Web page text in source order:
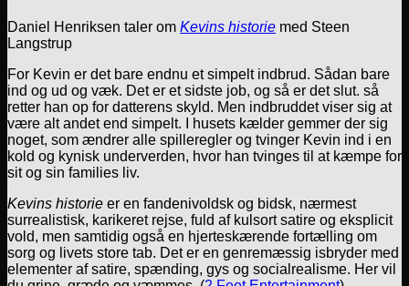
Daniel Henriksen taler om Kevins historie med Steen
Langstrup
For Kevin er det bare endnu et simpelt indbrud. Sådan bare
ind og ud og væk. Det er et sidste job, og så er det slut. så
retter han op for datterens skyld. Men indbruddet viser sig at
være alt andet end simpelt. I husets kælder gemmer der sig
noget, som ændrer alle spilleregler og tvinger Kevin ind i en
kold og kynisk underverden, hvor han tvinges til at kæmpe for
sit og sin families liv.
Kevins historie er en fandenivoldsk og bidsk, nærmest
surrealistisk, karikeret rejse, fuld af kulsort satire og eksplicit
vold, men samtidig også en hjerteskærende fortælling om
sorg og livets store tab. Det er en genremæssig isbryder med
elementer af satire, spænding, gys og socialrealisme. Her vil